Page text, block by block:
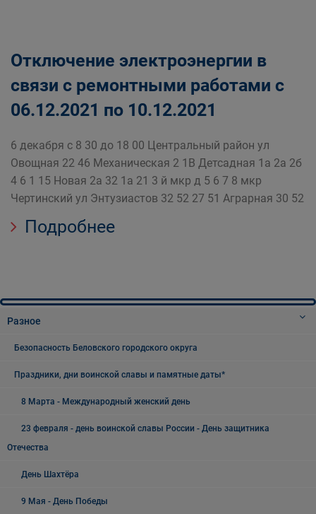
Отключение электроэнергии в
связи с ремонтными работами c
06.12.2021 по 10.12.2021
6 декабря с 8 30 до 18 00 Центральный район ул
Овощная 22 46 Механическая 2 1В Детсадная 1а 2а 2б
4 6 1 15 Новая 2а 32 1а 21 3 й мкр д 5 6 7 8 мкр
Чертинский ул Энтузиастов 32 52 27 51 Аграрная 30 52
Подробнее
Разное
Безопасность Беловского городского округа
Праздники, дни воинской славы и памятные даты*
8 Марта - Международный женский день
23 февраля - день воинской славы России - День защитника
Отечества
День Шахтёра
9 Мая - День Победы